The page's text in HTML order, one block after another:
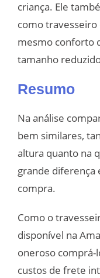
criança. Ele
como
mesmo conforto
tamanho
Resumo
Na análise
bem similares,
altura quanto na
grande diferença
compra.
Como o
disponível na
oneroso comprá-
custos de frete